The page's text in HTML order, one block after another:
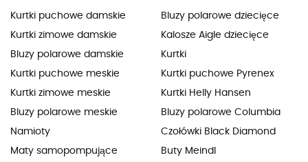
Kurtki puchowe damskie
Kurtki zimowe damskie
Bluzy polarowe damskie
Kurtki puchowe meskie
Kurtki zimowe meskie
Bluzy polarowe meskie
Namioty
Maty samopompujące
Bluzy polarowe dziecięce
Kalosze Aigle dziecięce
Kurtki
Kurtki puchowe Pyrenex
Kurtki Helly Hansen
Bluzy polarowe Columbia
Czołówki Black Diamond
Buty Meindl